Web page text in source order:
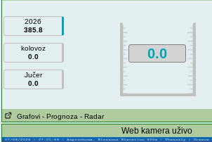
2026
385.8
kolovoz
0.0
Jučer
0.0
0.0
Grafovi - Prognoza - Radar
Web kamera uživo